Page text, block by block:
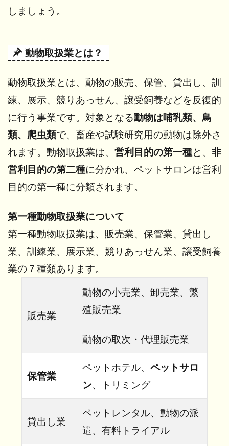
への
3
ペッ
ロン
の開
業資
金は
くら
い？
さ
ご
5
Contact
しましょう。
動物取扱業とは？
動物取扱業とは、動物の販売、保管、貸出し、訓
練、展示、競りあっせん、譲受飼養などを反復的
に行う事業です。対象となる動物は哺乳類、鳥
類、爬虫類で、畜産や試験研究用の動物は除外さ
れます。動物取扱業は、 営利目的の第一種と、 非
営利目的の第二種に分かれ、ペットサロンは営利
目的の第一種に分類されます。
第一種動物取扱業について
第一種動物取扱業は、販売業、保管業、貸出し
業、訓練業、展示業、競りあっせん業、譲受飼養
業の７種類あります。
販売業
動物の小売業、卸売業、繁
殖販売業
動物の取次・代理販売業
保管業
ペットホテル、ペットサロ
ン、トリミング
貸出し業
ペットレンタル、動物の派
遣、有料トライアル